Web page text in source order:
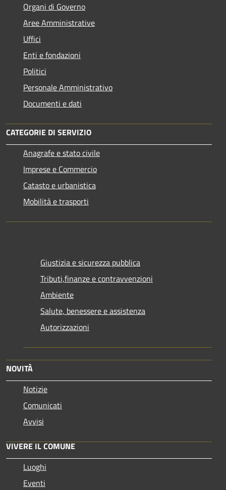
Organi di Governo
Aree Amministrative
Uffici
Enti e fondazioni
Politici
Personale Amministrativo
Documenti e dati
CATEGORIE DI SERVIZIO
Anagrafe e stato civile
Imprese e Commercio
Catasto e urbanistica
Mobilità e trasporti
Giustizia e sicurezza pubblica
Tributi,finanze e contravvenzioni
Ambiente
Salute, benessere e assistenza
Autorizzazioni
NOVITÀ
Notizie
Comunicati
Avvisi
VIVERE IL COMUNE
Luoghi
Eventi